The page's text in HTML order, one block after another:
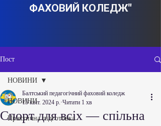
ФАХОВИЙ КОЛЕДЖ"
Пост
НОВИНИ
Практична підготовка
НОВИНИ
Спорт для всіх — спільна
Балтський педагогічний фаховий коледж
15 квіт. 2024 р. Читати 1 хв